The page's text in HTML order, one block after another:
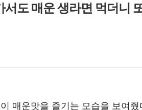
서도 매운 생라면 먹더니
매운맛을 즐기는 모습을 보여줬